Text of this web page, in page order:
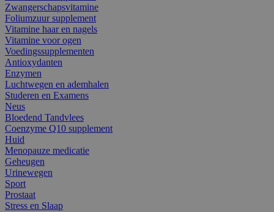
Zwangerschapsvitamine
Foliumzuur supplement
Vitamine haar en nagels
Vitamine voor ogen
Voedingssupplementen
Antioxydanten
Enzymen
Luchtwegen en ademhalen
Studeren en Examens
Neus
Bloedend Tandvlees
Coenzyme Q10 supplement
Huid
Menopauze medicatie
Geheugen
Urinewegen
Sport
Prostaat
Stress en Slaap